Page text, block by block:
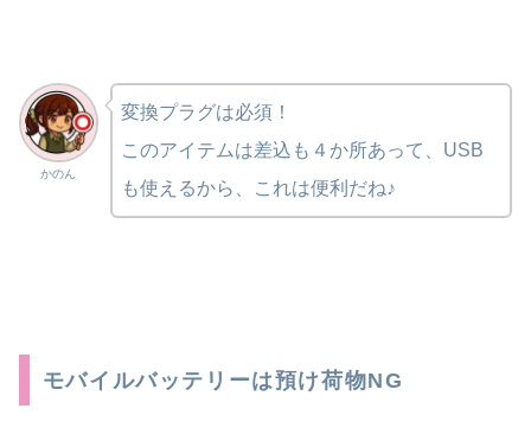
かのん
変換プラグは必須！
このアイテムは差込も４か所あって、USB
も使えるから、これは便利だね♪
モバイルバッテリーは預け荷物NG